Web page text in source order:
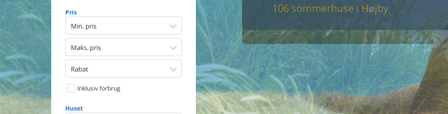
Pris
Min. pris
Maks. pris
Rabat
Inklusiv forbrug
Huset
Opvaskemaskine
Vaskemaskine
Tørretumbler
Ikkeryger
Aktivitetsrum
Handicapvenligt
Gode fiskeforhold
Indhegnet område
Aircondition
Ladestander til elbil
Energivenligt
106 sommerhuse i Højby